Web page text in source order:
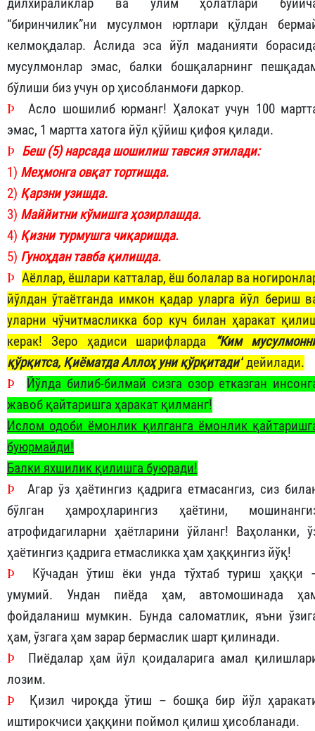
дилхираликлар ва ўлим ҳолатлари
“биринчилик”ни мусулмон юртлари қўлдан
келмоқдалар. Аслида эса йўл маданияти
мусулмонлар эмас, балки бошқаларнинг
бўлиши биз учун ор ҳисобланмоғи даркор.
Þ Асло шошилиб юрманг! Ҳалокат учун 100
эмас, 1 мартта хатога йўл қўйиш қифоя қилади.
Þ Беш (5) нарсада шошилиш тавсия этилади:
1) Меҳмонга овқат тортишда.
2) Қарзни узишда.
3) Маййитни кўмишга ҳозирлашда.
4) Қизни турмушга чиқаришда.
5) Гуноҳдан тавба қилишда.
Þ Аёллар, ёшлари катталар, ёш болалар ва
йўлдан ўтаётганда имкон қадар уларга йўл бериш
уларни чўчитмасликка бор куч билан ҳаракат
керак! Зеро ҳадиси шарифларда
“Ким
қўрқитса, Қиёматда Аллоҳ уни қўрқитади”дейилади.
Þ
Йўлда билиб-билмай сизга озор етказган
жавоб қайтаришга ҳаракат қилманг!
Ислом одоби ёмонлик қилганга ёмонлик
буюрмайди!
Балки яхшилик қилишга буюради!
Þ Агар ўз ҳаётингиз қадрига етмасангиз, сиз
бўлган ҳамроҳларингиз ҳаётини,
атрофидагиларни ҳаётларини ўйланг! Ваҳоланки,
ҳаётингиз қадрига етмасликка ҳам ҳаққингиз йўқ!
Þ
Кўчадан ўтиш ёки унда тўхтаб туриш ҳаққи
умумий. Ундан пиёда ҳам, автомошинада
фойдаланиш мумкин. Бунда саломатлик, яъни
ҳам, ўзгага ҳам зарар бермаслик шарт қилинади.
Þ
Пиёдалар ҳам йўл қоидаларига амал
лозим.
Þ
Қизил чироқда ўтиш – бошқа бир йўл
иштирокчиси ҳаққини поймол қилиш ҳисобланади.